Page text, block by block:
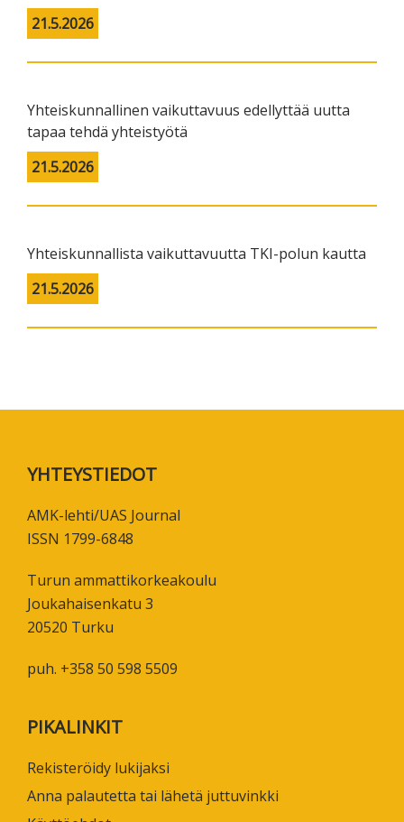
21.5.2026
Yhteiskunnallinen vaikuttavuus edellyttää uutta
tapaa tehdä yhteistyötä
21.5.2026
Yhteiskunnallista vaikuttavuutta TKI-polun kautta
21.5.2026
Footer
YHTEYSTIEDOT
AMK-lehti/UAS Journal
ISSN 1799-6848
Turun ammattikorkeakoulu
Joukahaisenkatu 3
20520 Turku
puh. +358 50 598 5509
PIKALINKIT
Rekisteröidy lukijaksi
Anna palautetta tai lähetä juttuvinkki